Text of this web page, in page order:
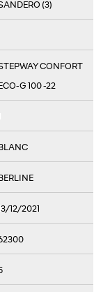
(3)
CONFORT
ECO-G 100 -22
BLANC
BERLINE
12/2021